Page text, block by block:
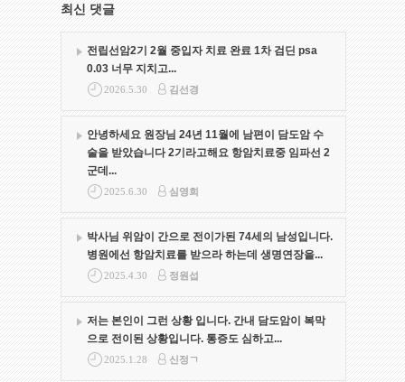
최신 댓글
전립선암2기 2월 중입자 치료 완료 1차 검딘 psa
0.03 너무 지치고...
2026.5.30 김선경
안녕하세요 원장님 24년 11월에 남편이 담도암 수
술을 받았습니다 2기라고해요 항암치료중 임파선 2
군데...
2025.6.30 심영희
박사님 위암이 간으로 전이가된 74세의 남성입니다.
병원에선 항암치료를 받으라 하는데 생명연장을...
2025.4.30 정원섭
저는 본인이 그런 상황 입니다. 간내 담도암이 복막
으로 전이된 상황입니다. 통증도 심하고...
2025.1.28 신정ㄱ